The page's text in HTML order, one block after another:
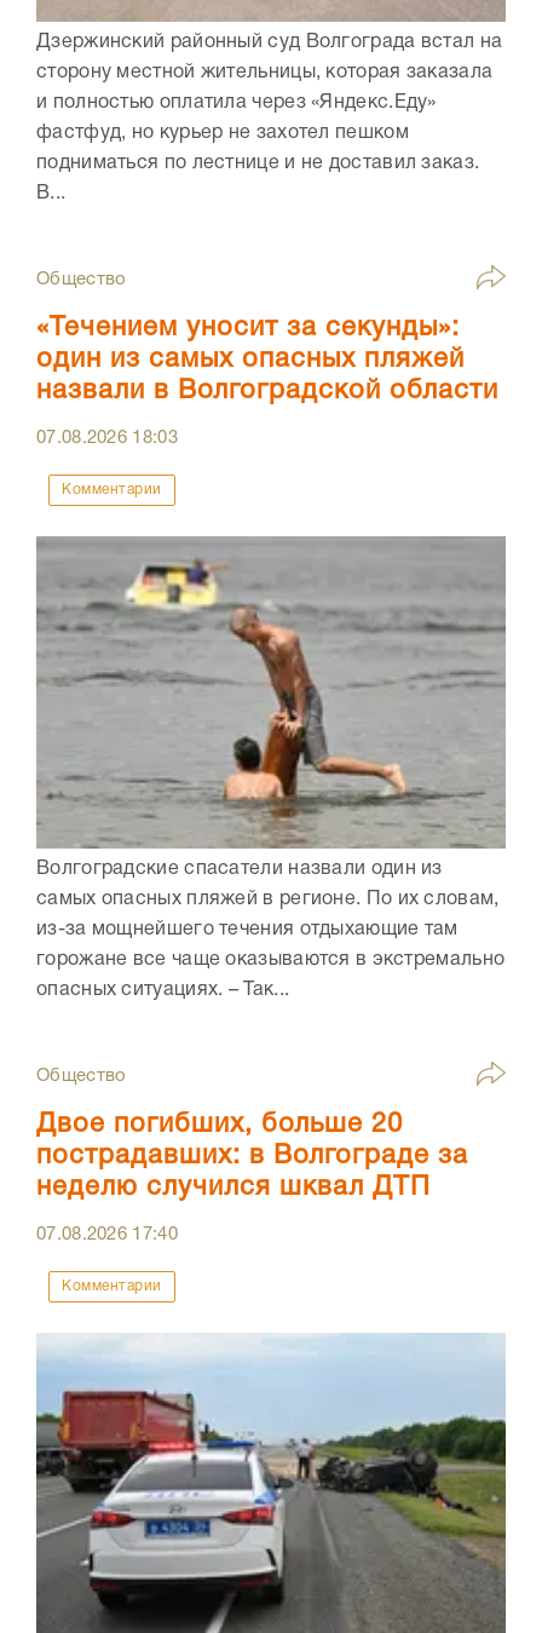
Дзержинский районный суд Волгограда встал на
сторону местной жительницы, которая заказала
и полностью оплатила через «Яндекс.Еду»
фастфуд, но курьер не захотел пешком
подниматься по лестнице и не доставил заказ.
В...
Общество
«Течением уносит за секунды»:
один из самых опасных пляжей
назвали в Волгоградской области
07.08.2026 18:03
Комментарии
Волгоградские спасатели назвали один из
самых опасных пляжей в регионе. По их словам,
из-за мощнейшего течения отдыхающие там
горожане все чаще оказываются в экстремально
опасных ситуациях. – Так...
Общество
Двое погибших, больше 20
пострадавших: в Волгограде за
неделю случился шквал ДТП
07.08.2026 17:40
Комментарии